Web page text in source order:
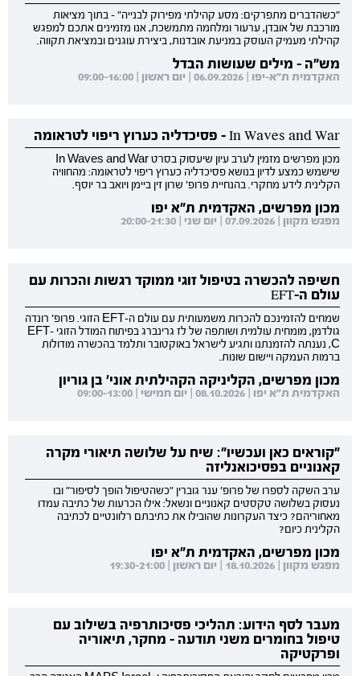
"כשהדברים מתפרקים: מסע קהילתי מפירוק לבנייה" - בתוך מציאות
מורכבת של אובדן, ערעור ומלחמה מתמשכת, אנו מזמינים אתכם למפגש
קהילתי מעמיק העוסק במניעת אובדנות, ביצירת עוגנים ובמציאת תקווה.
מש"ה - מילים שעושות הבדל
האקדמית ת"א-יפו | 06.09.2026 | יום ראשון | 09:00-16:00
In Waves and War - פסיכדליה כערוץ ריפוי לטראומה
מכון מפרשים מזמין לערב עיון שיעסוק בסרט In Waves and War
שישמש כמצע לדיון בנושא פסיכדליה כערוץ ריפוי לטראומה: מהחוויה
הקלינית לידע מחקרי. בהנחיית פרופ' שרון זין ביימן ויואב בר יוסף.
מכון מפרשים, האקדמית ת"א יפו
מפגש מקוון | 07.09.2026 | יום שני | 20:00-21:30
חשיפה להכשרה בטיפול זוגי ממוקד רגשות והכרות עם
עולם ה-EFT
שמחים להזמינכם להכרות משמעותית עם עולם ה-EFT הזוגי. פרופ' רונדה
גולדמן, מומחית עולמית ושותפה של לז גרינברג בפיתוח המודל הזוגי EFT-
C, נענתה להזמנתנו ותגיע לישראל באוקטובר ותלמד בהכשרה מודולות
ברמות העמקה ויישום שונות.
מכון מפרשים, הקליניקה הקהילתית אוני' בן גוריון
האקדמית ת"א יפו | 08.10.2026 | יום חמישי | 09:00-13:00
"קוראים כאן ועכשיו": שיח על שלושה תיאורי מקרה
קאנוניים בפסיכואנליזה
ערב השקה לספרו של פרופ' ענר גוברין "כשהטיפול הופך לסיפור" ובו
נעסוק בשלושה טקסטים קאנוניים ונשאל: אילו הכרעות של כתיבה עמדו
מאחוריהם? כיצד העקרונות שהובילו את כתיבתם רלוונטיים לכתיבה
הקלינית כיום?
מכון מפרשים, האקדמית ת"א יפו
מפגש מקוון | 18.10.2026 | יום ראשון | 19:30-21:00
מעבר לסף הידוע: תהליכי פסיכותרפיה בשילוב עם
טיפול בחומרים משני תודעה - מחקר, תיאוריה
ופרקטיקה